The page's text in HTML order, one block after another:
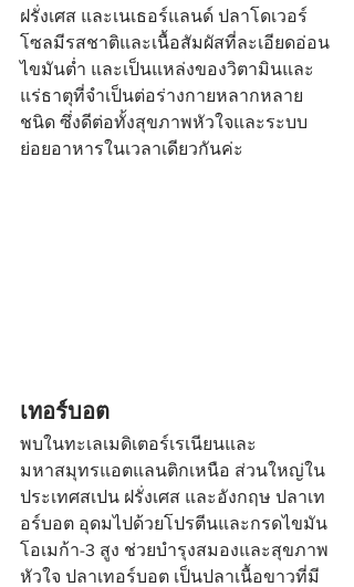
ฝรั่งเศส และเนเธอร์แลนด์ ปลาโดเวอร์
โซลมีรสชาติและเนื้อสัมผัสที่ละเอียดอ่อน
ไขมันต่ำ และเป็นแหล่งของวิตามินและ
แร่ธาตุที่จำเป็นต่อร่างกายหลากหลาย
ชนิด ซึ่งดีต่อทั้งสุขภาพหัวใจและระบบ
ย่อยอาหารในเวลาเดียวกันค่ะ
เทอร์บอต
พบในทะเลเมดิเตอร์เรเนียนและ
มหาสมุทรแอตแลนติกเหนือ ส่วนใหญ่ใน
ประเทศสเปน ฝรั่งเศส และอังกฤษ ปลาเท
อร์บอต อุดมไปด้วยโปรตีนและกรดไขมัน
โอเมก้า-3 สูง ช่วยบำรุงสมองและสุขภาพ
หัวใจ ปลาเทอร์บอต เป็นปลาเนื้อขาวที่มี